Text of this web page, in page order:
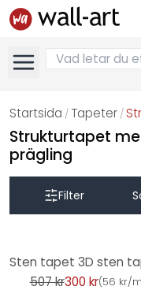
Startsida / Tapeter /
Strukturtapet
prägling
Filter
507 kr300 kr(56 kr/